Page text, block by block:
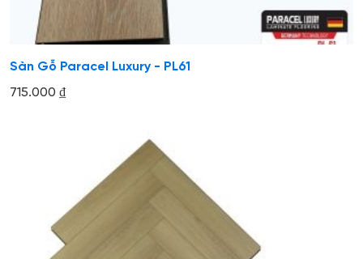
Sàn Gỗ Paracel Luxury - PL61
715.000 ₫